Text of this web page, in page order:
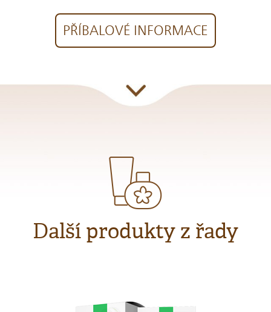
PŘÍBALOVÉ INFORMACE
Další produkty z řady